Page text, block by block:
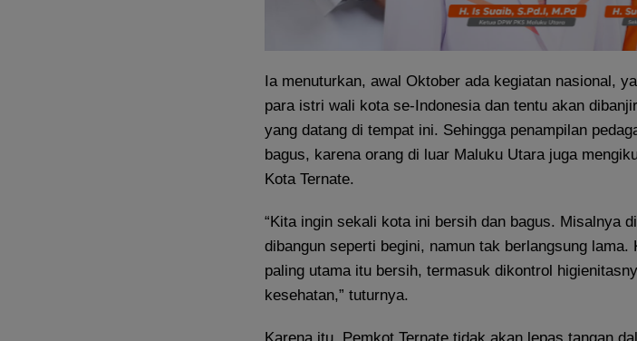
Ia menuturkan, awal Oktober ada kegiatan nasional,
para istri wali kota se-Indonesia dan tentu akan
yang datang di tempat ini. Sehingga penampilan
bagus, karena orang di luar Maluku Utara juga
Kota Ternate.
“Kita ingin sekali kota ini bersih dan bagus. Misalnya
dibangun seperti begini, namun tak berlangsung lama.
paling utama itu bersih, termasuk dikontrol
kesehatan,” tuturnya.
Karena itu, Pemkot Ternate tidak akan lepas tangan